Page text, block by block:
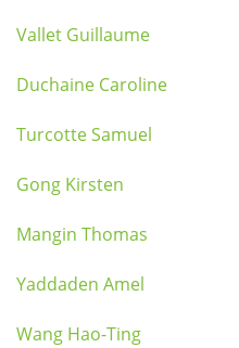
Vallet Guillaume
Duchaine Caroline
Turcotte Samuel
Gong Kirsten
Mangin Thomas
Yaddaden Amel
Wang Hao-Ting